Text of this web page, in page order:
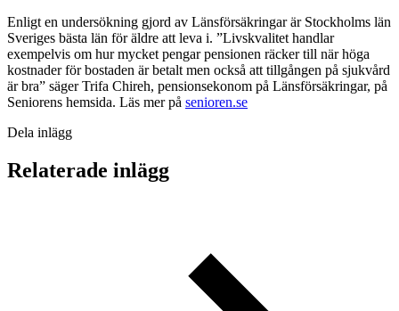
Enligt en undersökning gjord av Länsförsäkringar är Stockholms län
Sveriges bästa län för äldre att leva i. ”Livskvalitet handlar
exempelvis om hur mycket pengar pensionen räcker till när höga
kostnader för bostaden är betalt men också att tillgången på sjukvård
är bra” säger Trifa Chireh, pensionsekonom på Länsförsäkringar, på
Seniorens hemsida. Läs mer på senioren.se
Dela inlägg
Relaterade inlägg